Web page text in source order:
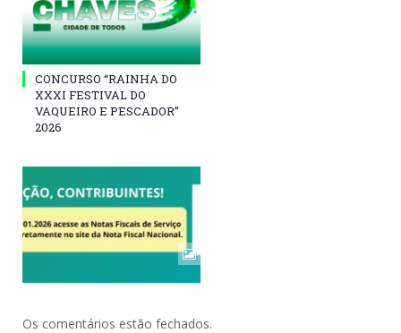
CONCURSO “RAINHA DO
XXXI FESTIVAL DO
VAQUEIRO E PESCADOR”
2026
Os comentários estão fechados.